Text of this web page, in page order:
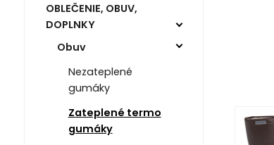
OBLEČENIE, OBUV,
DOPLNKY
Obuv
Nezateplené
gumáky
Zateplené termo
gumáky